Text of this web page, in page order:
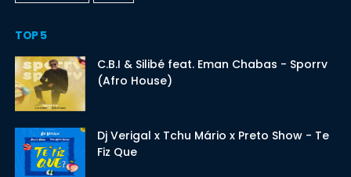
TOP 5
C.B.I & Silibé feat. Eman Chabas - Sporrv
(Afro House)
Dj Verigal x Tchu Mário x Preto Show - Te
Fiz Que